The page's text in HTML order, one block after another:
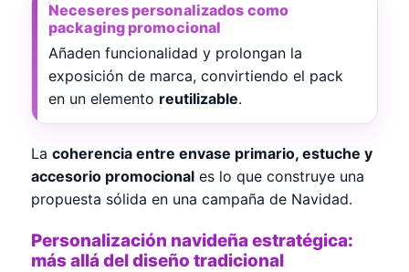
Neceseres personalizados como
packaging promocional
Añaden funcionalidad y prolongan la
exposición de marca, convirtiendo el pack
en un elemento reutilizable.
La coherencia entre envase primario, estuche y
accesorio promocional es lo que construye una
propuesta sólida en una campaña de Navidad.
Personalización navideña estratégica:
más allá del diseño tradicional